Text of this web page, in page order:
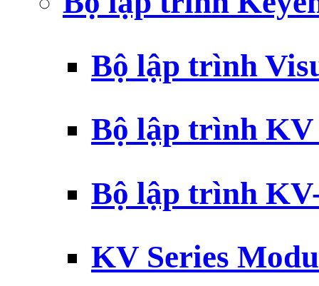
Bộ lập trình
Bộ lập trình
Bộ lập trình
KV Series